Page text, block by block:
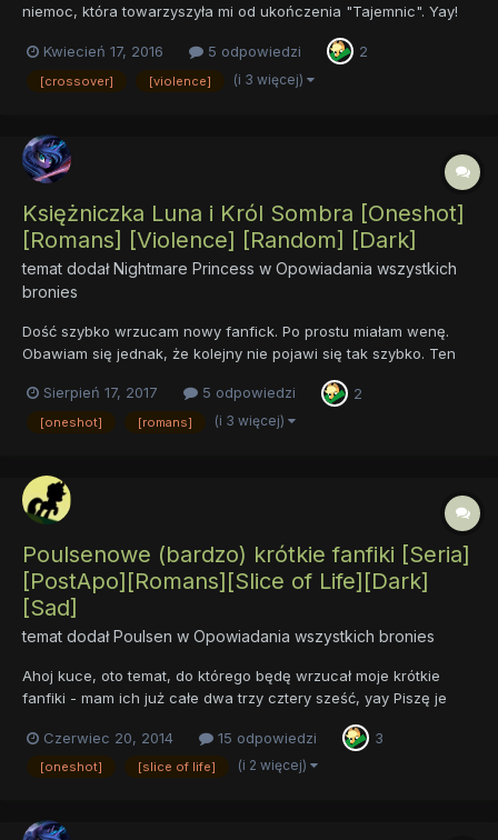
niemoc, która towarzyszyła mi od ukończenia "Tajemnic". Yay!
Przedstawiam opowiadanie pisane pierwotnie z myślą o XVI
edycji Konkursu Literackiego - niestety podczas tworzenia fik
zaczął się rozrastać znacznie poza maksymalny lim...
Kwiecień 17, 2016 5 odpowiedzi 2
[crossover] [violence] (i 3 więcej)
Księżniczka Luna i Król Sombra [Oneshot]
[Romans] [Violence] [Random] [Dark]
temat dodałNightmare Princess w Opowiadania wszystkich
bronies
Dość szybko wrzucam nowy fanfick. Po prostu miałam wenę.
Obawiam się jednak, że kolejny nie pojawi się tak szybko. Ten
inny. Osobiście podoba mi się bardziej od poprzedniego. Wy
swoje zdanie możecie wyrazić w komentarzach. Życzę miłego
Sierpień 17, 2017 5 odpowiedzi 2
[oneshot] [romans] (i 3 więcej)
Poulsenowe (bardzo) krótkie fanfiki [Seria]
[PostApo][Romans][Slice of Life][Dark]
[Sad]
temat dodałPoulsen w Opowiadania wszystkich bronies
Ahoj kuce, oto temat, do którego będę wrzucał moje krótkie
fanfiki - mam ich już całe dwa trzy cztery sześć, yay Piszę je
ale od czasu do czasu coś sklecę. Jak się ogarnę to może w
przerwach od FoE zacznę pisać więcej [slice of Lif...
Czerwiec 20, 2014 15 odpowiedzi 3
[oneshot] [slice of life] (i 2 więcej)